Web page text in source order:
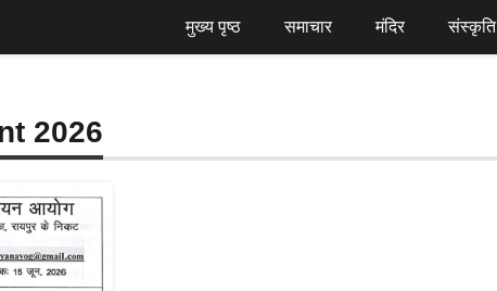
मुख्य पृष्ठ समाचार मंदिर संस्कृति
2026